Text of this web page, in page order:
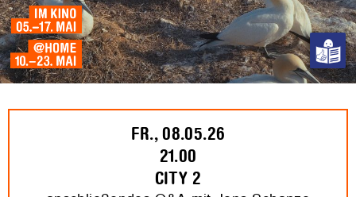
FR., 08.05.26
21.00
CITY 2